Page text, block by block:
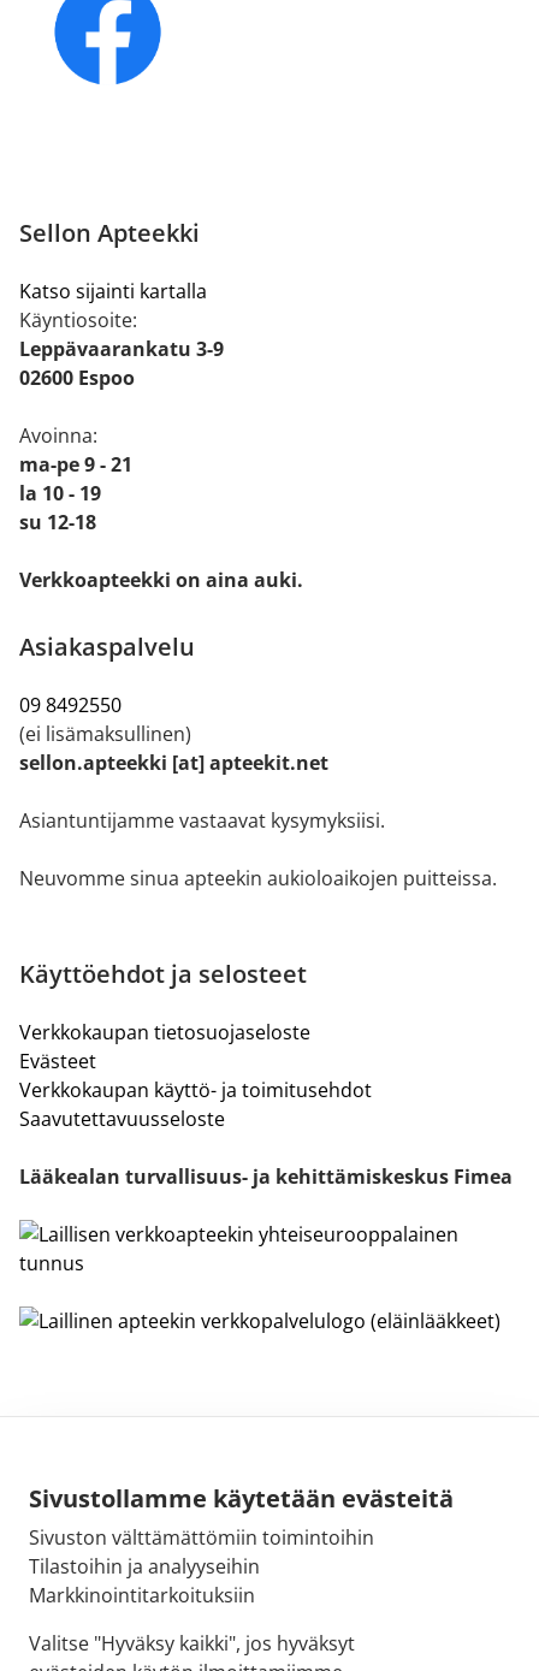
Sivustollamme käytetään evästeitä
Sivuston välttämättömiin toimintoihin
Tilastoihin ja analyyseihin
Markkinointitarkoituksiin
Valitse "Hyväksy kaikki", jos hyväksyt
Sellon Apteekki
Katso sijainti kartalla
Käyntiosoite:
Leppävaarankatu 3-9
02600 Espoo
Avoinna:
ma-pe 9 - 21
la 10 - 19
su 12-18
Verkkoapteekki on aina auki.
Asiakaspalvelu
09 8492550
(ei lisämaksullinen)
sellon.apteekki [at] apteekit.net
Asiantuntijamme vastaavat kysymyksiisi.
Neuvomme sinua apteekin aukioloaikojen puitteissa.
Käyttöehdot ja selosteet
Verkkokaupan tietosuojaseloste
Evästeet
Verkkokaupan käyttö- ja toimitusehdot
Saavutettavuusseloste
Lääkealan turvallisuus- ja kehittämiskeskus Fimea
Sähköpostiosoite:
kirjaamo@fimea.fi
Fimean vaihde: